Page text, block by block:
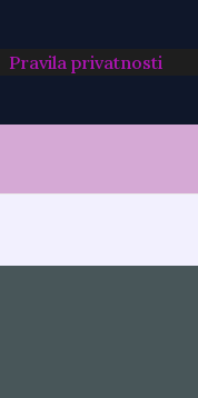
Pravila privatnosti